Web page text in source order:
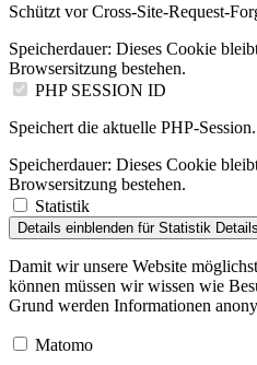
Schützt vor Cross-Site-Request-
Speicherdauer: Dieses Cookie
Browsersitzung bestehen.
PHP SESSION ID
Speichert die aktuelle PHP-Session.
Speicherdauer: Dieses Cookie
Browsersitzung bestehen.
Statistik
Details einblenden für Statistik
Damit wir unsere Website
können müssen wir wissen wie
Grund werden Informationen
Matomo